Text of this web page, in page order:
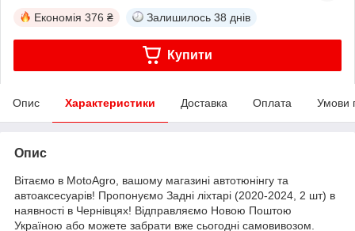
Економія 376 ₴ Залишилось 38 днів
Купити
Опис Характеристики Доставка Оплата Умови
Опис
Вітаємо в MotoAgro, вашому магазині автотюнінгу та
автоаксесуарів! Пропонуємо Задні ліхтарі (2020-2024, 2 шт) в
наявності в Чернівцях! Відправляємо Новою Поштою
Україною або можете забрати вже сьогодні самовивозом.